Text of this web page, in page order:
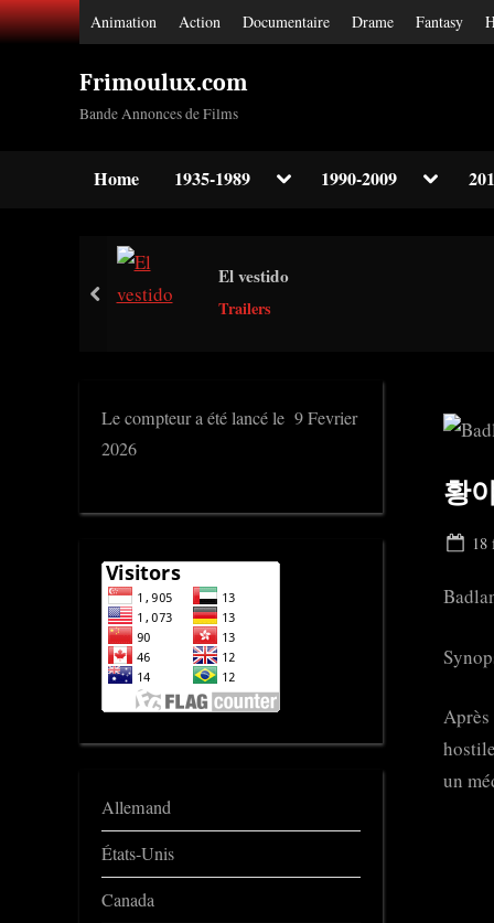
Skip
to
Animation Action Documentaire Drame Fantasy
Frimoulux.com
Bande Annonces de Films
Home 1935-1989 Toggle1990-2009 Toggle
El vestido
Trailers
prev
황
18
un
Le compteur a été lancé le 9 Fevrier
2026
Allemand
États-Unis
Canada